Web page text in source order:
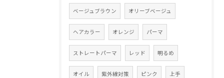
ベージュブラウン オリーブベージュ
ヘアカラー オレンジ パーマ
ストレートパーマ レッド 明るめ
オイル 紫外線対策 ピンク 上手